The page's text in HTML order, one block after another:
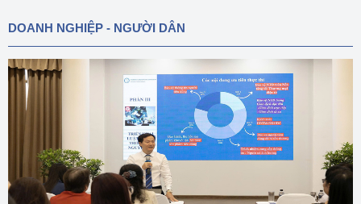
DOANH NGHIỆP - NGƯỜI DÂN